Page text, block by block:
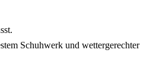
Schuhwerk und wettergerechter